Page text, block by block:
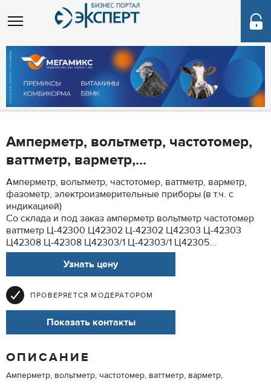
Амперметр, вольтметр, частотомер,
ваттметр, варметр,...
Амперметр, вольтметр, частотомер, ваттметр, варметр,
фазометр, электроизмерительные приборы (в т.ч. с
индикацией)
Со склада и под заказ амперметр вольтметр частотомер
ваттметр Ц-42300 Ц42302 Ц-42302 Ц42303 Ц-42303
Ц42308 Ц-42308 Ц42303/1 Ц-42303/1 Ц42305...
Узнать цену
ПРОВЕРЯЕТСЯ МОДЕРАТОРОМ
Показать контакты
ОПИСАНИЕ
Амперметр, вольтметр, частотомер, ваттметр, варметр,